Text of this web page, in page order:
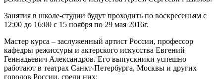
Занятия в школе-студии будут проходить по воскресеньям с
12:00 до 16:00 с 15 ноября по 29 мая 2016г.
Мастер курса – заслуженный артист России, профессор
кафедры режиссуры и актерского искусства Евгений
Геннадьевич Александров. Его выпускники успешно
работают в театрах Санкт-Петербурга, Москвы и других
городов России, среди них: